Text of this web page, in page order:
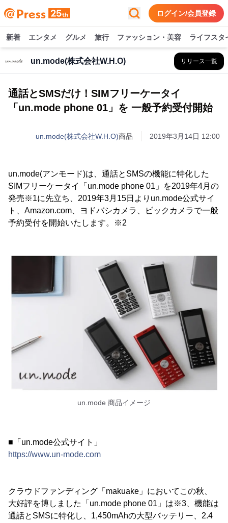
ログイン/会員登録
新着 エンタメ グルメ 旅行 ファッション・美容 ライフスタ
un.mode(株式会社W.H.O) リリース一覧
通話とSMSだけ！SIMフリーケータイ
「un.mode phone 01」を 一般予約受付開始
un.mode(株式会社W.H.O)商品 2019年3月14日 12:00
un.mode(アンモード)は、通話とSMSの機能に特化した
SIMフリーケータイ「un.mode phone 01」を2019年4月の
発売※1に先立ち、2019年3月15日よりun.mode公式サイ
ト、Amazon.com、ヨドバシカメラ、ビックカメラで一般
予約受付を開始いたします。※2
un.mode 商品イメージ
■「un.mode公式サイト」
https://www.un-mode.com
クラウドファンディング「makuake」においてこの秋、
大好評を博しました「un.mode phone 01」は※3、機能は
通話とSMSに特化し、1,450mAhの大型バッテリー、2.4